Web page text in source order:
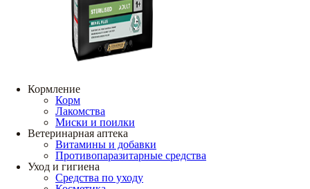
Кормление
Корм
Лакомства
Миски и поилки
Ветеринарная аптека
Витамины и добавки
Противопаразитарные средства
Уход и гигиена
Средства по уходу